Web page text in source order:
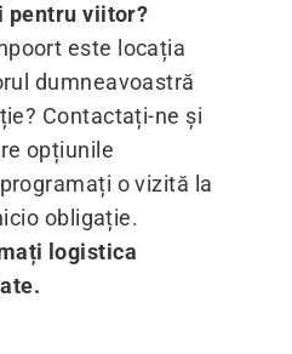
pentru viitor?
este locația
dumneavoastră
Contactați-ne și
opțiunile
o vizită la
obligație.
logistica